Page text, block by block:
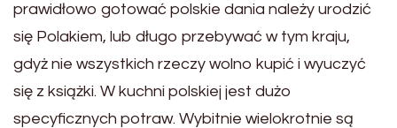
prawidłowo gotować polskie dania należy urodzić
się Polakiem, lub długo przebywać w tym kraju,
gdyż nie wszystkich rzeczy wolno kupić i wyuczyć
się z książki. W kuchni polskiej jest dużo
specyficznych potraw. Wybitnie wielokrotnie są